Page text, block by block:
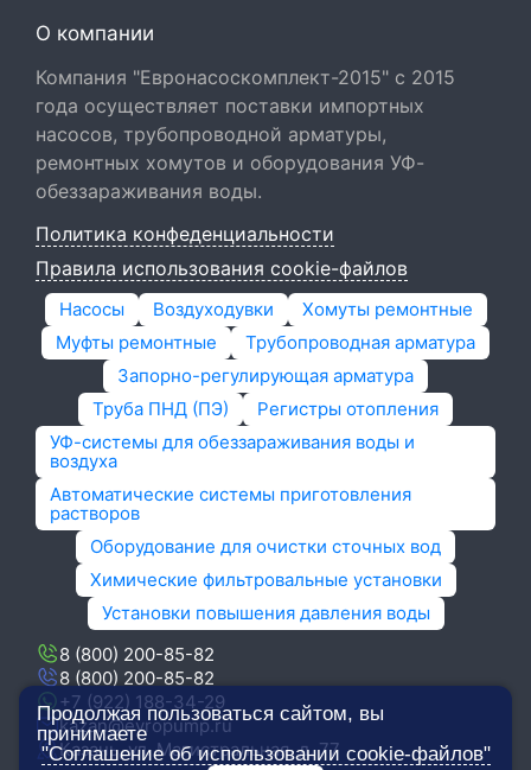
О компании
Компания "Евронасоскомплект-2015" с 2015
года осуществляет поставки импортных
насосов, трубопроводной арматуры,
ремонтных хомутов и оборудования УФ-
обеззараживания воды.
Политика конфеденциальности
Правила использования cookie-файлов
Насосы Воздуходувки
Хомуты ремонтные
Муфты ремонтные
Трубопроводная арматура
Запорно-регулирующая арматура
Труба ПНД (ПЭ)
Регистры отопления
УФ-системы для обеззараживания воды и
воздуха
Автоматические системы приготовления
растворов
Оборудование для очистки сточных вод
Химические фильтровальные установки
Установки повышения давления воды
8 (800) 200-85-82
8 (800) 200-85-82
+7 (922) 188-34-29
kazan@evropump.ru
Казань, ​ул. Магистральная, д. 77
Продолжая пользоваться сайтом, вы
принимаете
"Соглашение об использовании cookie-файлов"